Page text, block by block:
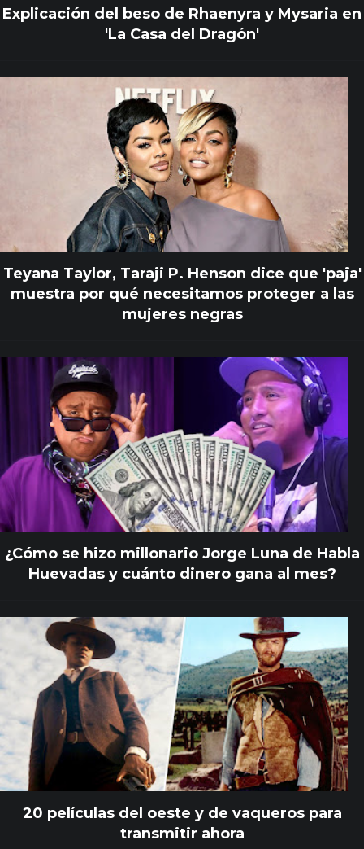
Explicación del beso de Rhaenyra y Mysaria en
'La Casa del Dragón'
Teyana Taylor, Taraji P. Henson dice que 'paja'
muestra por qué necesitamos proteger a las
mujeres negras
¿Cómo se hizo millonario Jorge Luna de Habla
Huevadas y cuánto dinero gana al mes?
20 películas del oeste y de vaqueros para
transmitir ahora